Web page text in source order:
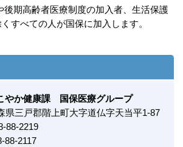
期高齢者医療制度の加入者、生活保護
すべての人が国保に加入します。
やか健康課 国保医療グループ
県三戸郡階上町大字道仏字天当平1-87
88-2219
88-2117